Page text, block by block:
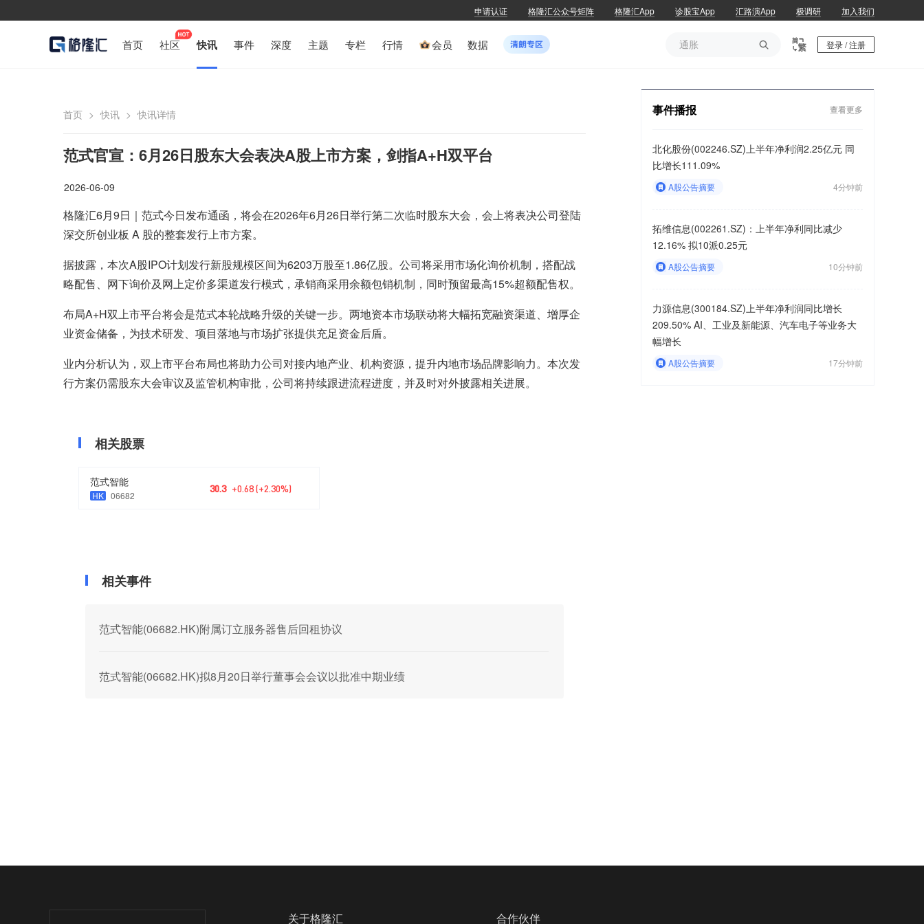
申请认证 格隆汇公众号矩阵 格隆汇App 诊股宝App 汇路演App 极调研 加入我们
首页 社区 快讯 事件 深度 主题 专栏 行情 会员 数据 
通胀
登录 / 注册
首页 > 快讯 > 快讯详情
范式官宣：6月26日股东大会表决A股上市方案，剑指A+H双平台
2026-06-09
格隆汇6月9日｜范式今日发布通函，将会在2026年6月26日举行第二次临时股东大会，会上将表决公司登陆
深交所创业板 A 股的整套发行上市方案。
据披露，本次A股IPO计划发行新股规模区间为6203万股至1.86亿股。公司将采用市场化询价机制，搭配战
略配售、网下询价及网上定价多渠道发行模式，承销商采用余额包销机制，同时预留最高15%超额配售权。
布局A+H双上市平台将会是范式本轮战略升级的关键一步。两地资本市场联动将大幅拓宽融资渠道、增厚企
业资金储备，为技术研发、项目落地与市场扩张提供充足资金后盾。
业内分析认为，双上市平台布局也将助力公司对接内地产业、机构资源，提升内地市场品牌影响力。本次发
行方案仍需股东大会审议及监管机构审批，公司将持续跟进流程进度，并及时对外披露相关进展。
相关股票
范式智能
HK 06682
30.3 +0.68 (+2.30%)
相关事件
范式智能(06682.HK)附属订立服务器售后回租协议
范式智能(06682.HK)拟8月20日举行董事会会议以批准中期业绩
事件播报 查看更多
北化股份(002246.SZ)上半年净利润2.25亿元 同
比增长111.09%
A股公告摘要 4分钟前
拓维信息(002261.SZ)：上半年净利同比减少
12.16% 拟10派0.25元
A股公告摘要 10分钟前
力源信息(300184.SZ)上半年净利润同比增长
209.50% AI、工业及新能源、汽车电子等业务大
幅增长
A股公告摘要 17分钟前
关于格隆汇 合作伙伴